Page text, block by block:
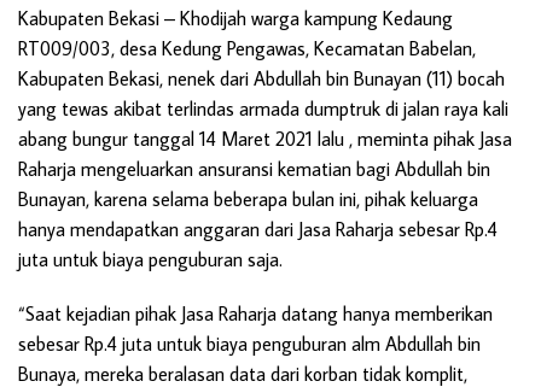
Kabupaten Bekasi – Khodijah warga kampung Kedaung
RT009/003, desa Kedung Pengawas, Kecamatan Babelan,
Kabupaten Bekasi, nenek dari Abdullah bin Bunayan (11) bocah
yang tewas akibat terlindas armada dumptruk di jalan raya kali
abang bungur tanggal 14 Maret 2021 lalu , meminta pihak Jasa
Raharja mengeluarkan ansuransi kematian bagi Abdullah bin
Bunayan, karena selama beberapa bulan ini, pihak keluarga
hanya mendapatkan anggaran dari Jasa Raharja sebesar Rp.4
juta untuk biaya penguburan saja.
“Saat kejadian pihak Jasa Raharja datang hanya memberikan
sebesar Rp.4 juta untuk biaya penguburan alm Abdullah bin
Bunaya, mereka beralasan data dari korban tidak komplit,